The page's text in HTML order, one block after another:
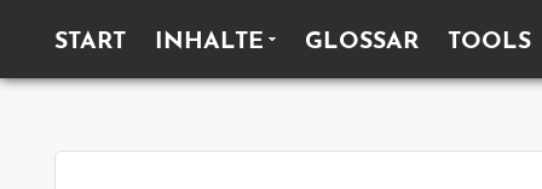
START INHALTE GLOSSAR TOOLS